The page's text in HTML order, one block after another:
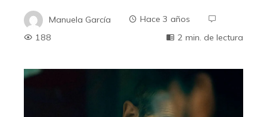
Manuela García
Hace 3 años
188
2 min. de lectura